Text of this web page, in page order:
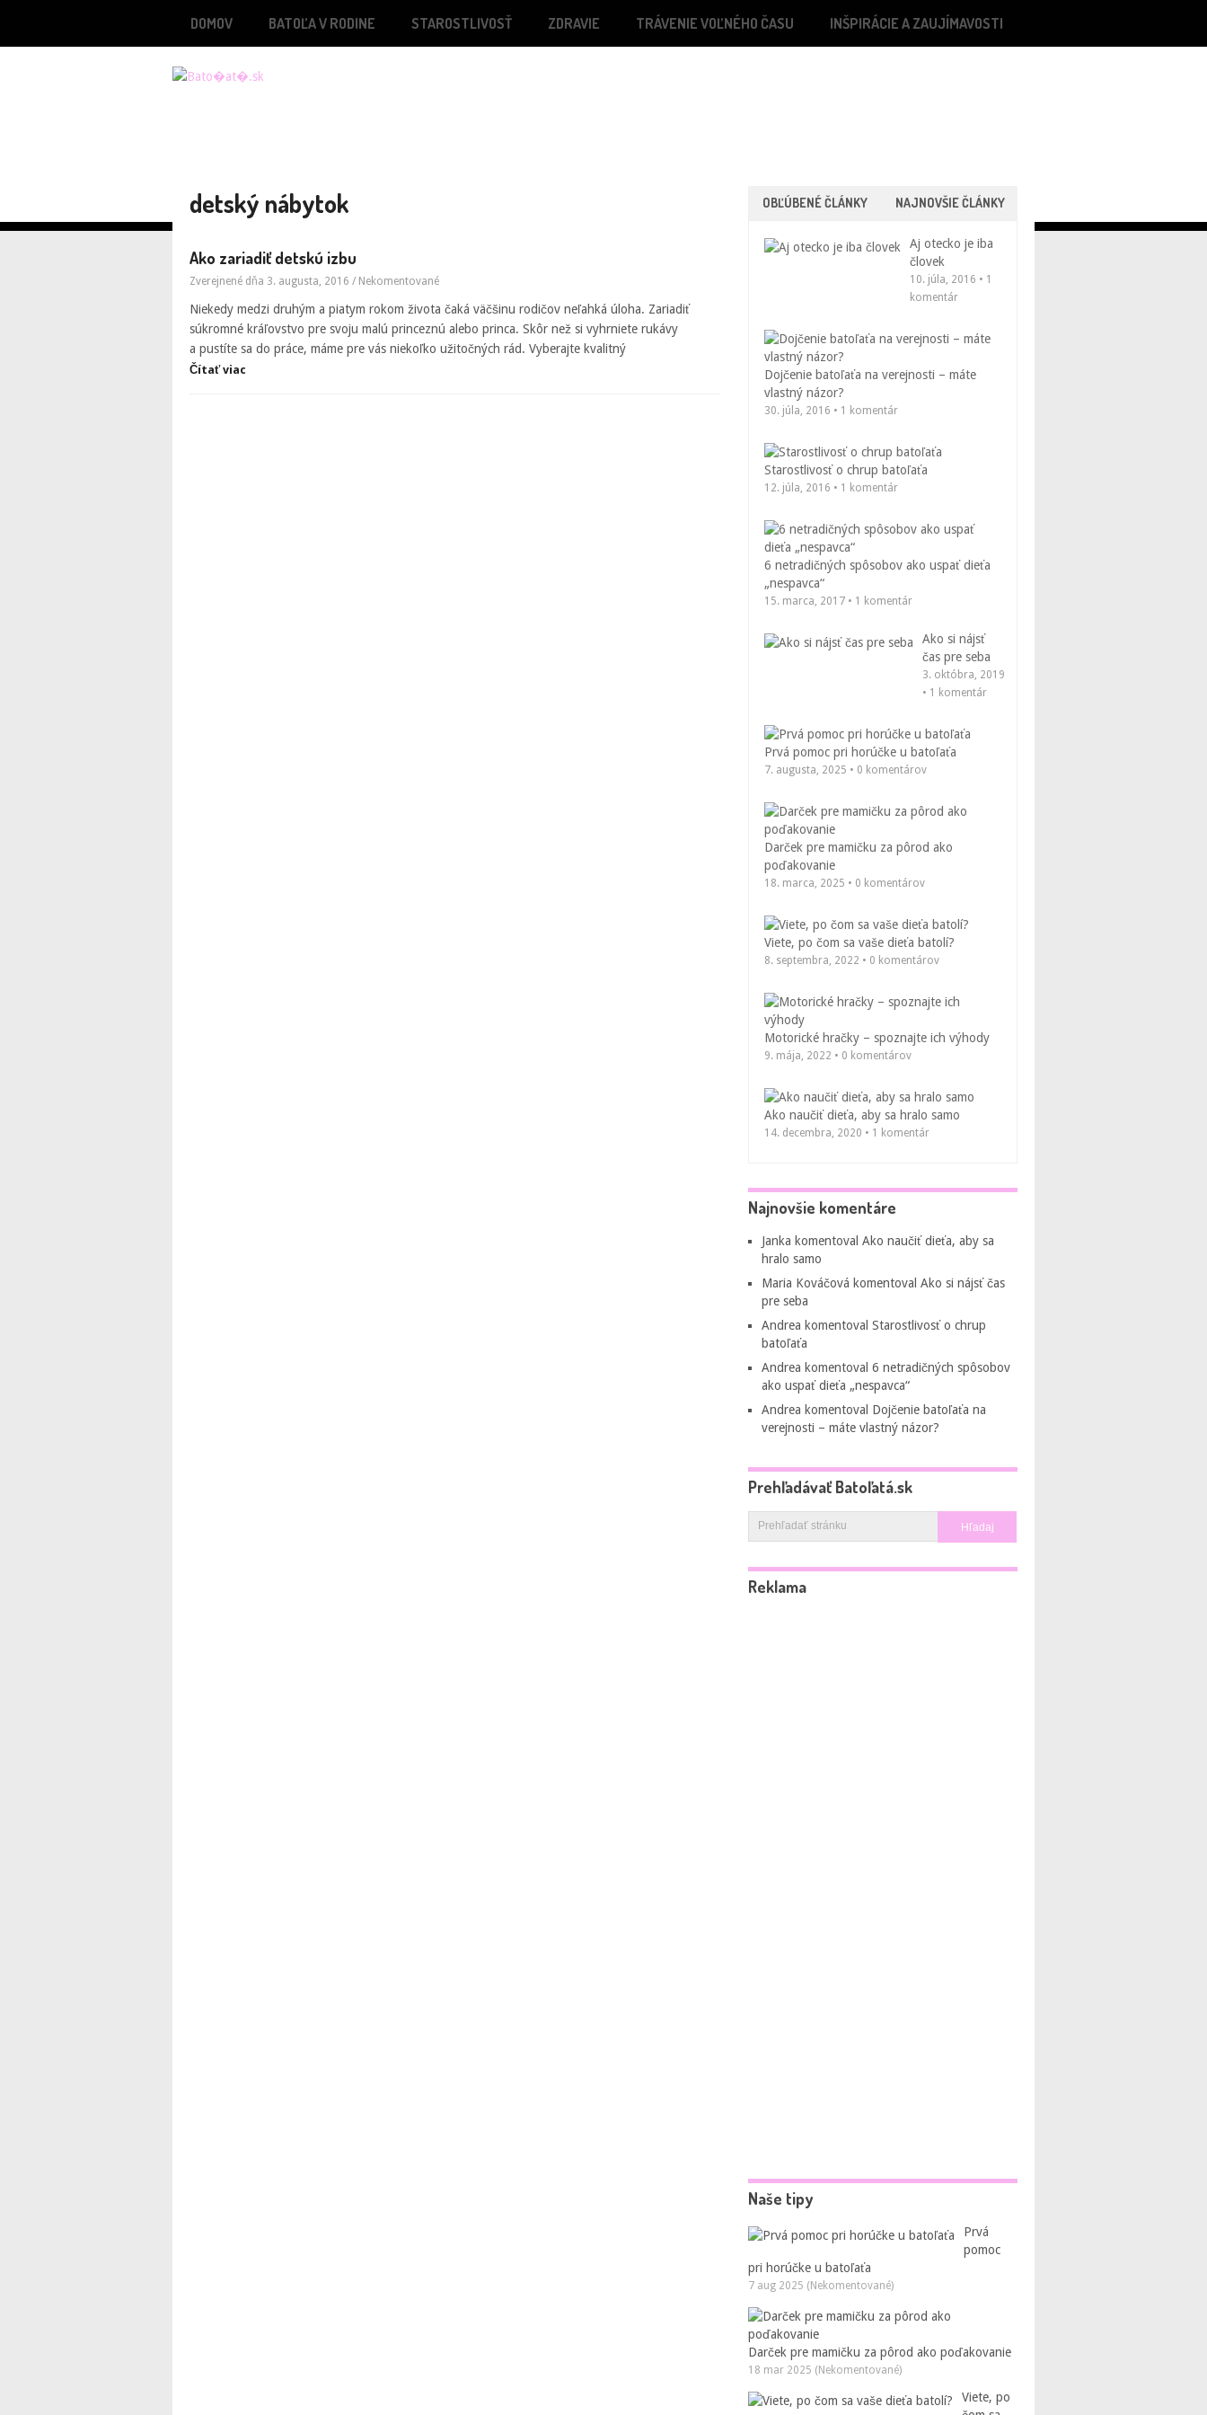
DOMOV BATOĽA V RODINE STAROSTLIVOSŤ ZDRAVIE TRÁVENIE VOĽNÉHO ČASU INŠPIRÁCIE A ZAUJÍMAVOSTI
detský nábytok
Ako zariadiť detskú izbu
Zverejnené dňa 3. augusta, 2016 / Nekomentované
Niekedy medzi druhým a piatym rokom života čaká väčšinu rodičov neľahká úloha. Zariadiť
súkromné kráľovstvo pre svoju malú princeznú alebo princa. Skôr než si vyhrniete rukávy
a pustíte sa do práce, máme pre vás niekoľko užitočných rád. Vyberajte kvalitný
Čítať viac
OBĽÚBENÉ ČLÁNKY NAJNOVŠIE ČLÁNKY
Aj otecko je iba
človek
10. júla, 2016 • 1
komentár
Dojčenie batoľaťa na verejnosti – máte
vlastný názor?
30. júla, 2016 • 1 komentár
Starostlivosť o chrup batoľaťa
12. júla, 2016 • 1 komentár
6 netradičných spôsobov ako uspať dieťa
„nespavca“
15. marca, 2017 • 1 komentár
Ako si nájsť
čas pre seba
3. októbra, 2019
• 1 komentár
Prvá pomoc pri horúčke u batoľaťa
7. augusta, 2025 • 0 komentárov
Darček pre mamičku za pôrod ako
poďakovanie
18. marca, 2025 • 0 komentárov
Viete, po čom sa vaše dieťa batolí?
8. septembra, 2022 • 0 komentárov
Motorické hračky – spoznajte ich výhody
9. mája, 2022 • 0 komentárov
Ako naučiť dieťa, aby sa hralo samo
14. decembra, 2020 • 1 komentár
Najnovšie komentáre
Janka komentoval Ako naučiť dieťa, aby sa
hralo samo
Maria Kováčová komentoval Ako si nájsť čas
pre seba
Andrea komentoval Starostlivosť o chrup
batoľaťa
Andrea komentoval 6 netradičných spôsobov
ako uspať dieťa „nespavca“
Andrea komentoval Dojčenie batoľaťa na
verejnosti – máte vlastný názor?
Prehľadávať Batoľatá.sk
Reklama
Naše tipy
Prvá
pomoc
pri horúčke u batoľaťa
7 aug 2025 (Nekomentované)
Darček pre mamičku za pôrod ako poďakovanie
18 mar 2025 (Nekomentované)
Viete, po